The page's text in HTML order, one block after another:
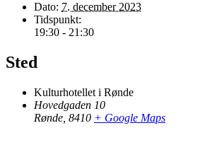
Dato: 7. december 2023
Tidspunkt:
19:30 - 21:30
Sted
Kulturhotellet i Rønde
Hovedgaden 10
Rønde 8410 + Google Maps